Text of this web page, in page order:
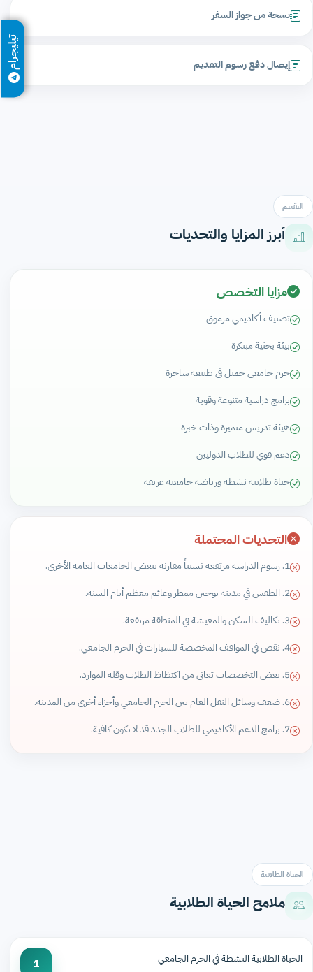
نسخة من جواز السفر
إيصال دفع رسوم التقديم
التقييم
أبرز المزايا والتحديات
مزايا التخصص
تصنيف أكاديمي مرموق
بيئة بحثية مبتكرة
حرم جامعي جميل في طبيعة ساحرة
برامج دراسية متنوعة وقوية
هيئة تدريس متميزة وذات خبرة
دعم قوي للطلاب الدوليين
حياة طلابية نشطة ورياضة جامعية عريقة
التحديات المحتملة
1. رسوم الدراسة مرتفعة نسبياً مقارنة ببعض الجامعات العامة الأخرى.
2. الطقس في مدينة يوجين ممطر وغائم معظم أيام السنة.
3. تكاليف السكن والمعيشة في المنطقة مرتفعة.
4. نقص في المواقف المخصصة للسيارات في الحرم الجامعي.
5. بعض التخصصات تعاني من اكتظاظ الطلاب وقلة الموارد.
6. ضعف وسائل النقل العام بين الحرم الجامعي وأجزاء أخرى من المدينة.
7. برامج الدعم الأكاديمي للطلاب الجدد قد لا تكون كافية.
الحياة الطلابية
ملامح الحياة الطلابية
الحياة الطلابية النشطة في الحرم الجامعي 1
تيليجرام